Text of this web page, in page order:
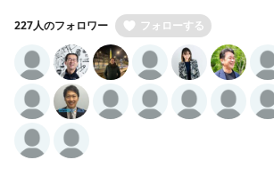
227人のフォロワー フォローする